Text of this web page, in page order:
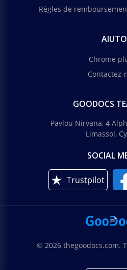
Règles de
AIUTO
Chrome
Contactez-
GOODOCS
Pavlou Nirvana, 4
Limassol,
SOCIAL
Trustpilot
© 2026 thegoodocs.com.